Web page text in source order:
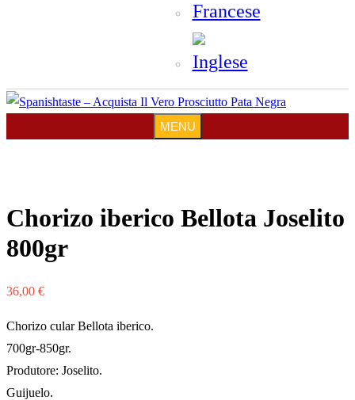
MENU
MENU
Chorizo iberico Bellota Joselito
800gr
36,00 €
Chorizo cular Bellota iberico.
700gr-850gr.
Produtore: Joselito.
Guijuelo.